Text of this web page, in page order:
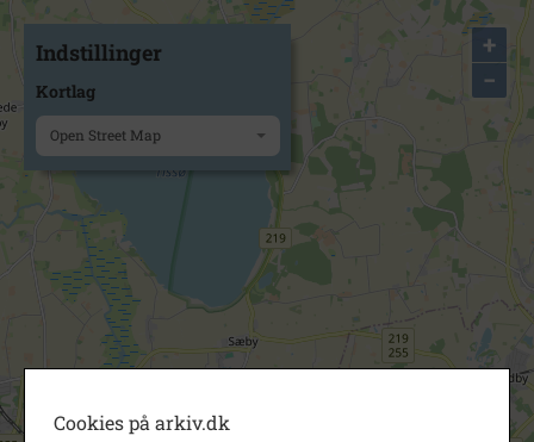
+
−
Indstillinger
Kortlag
Open Street Map
Cookies på arkiv.dk